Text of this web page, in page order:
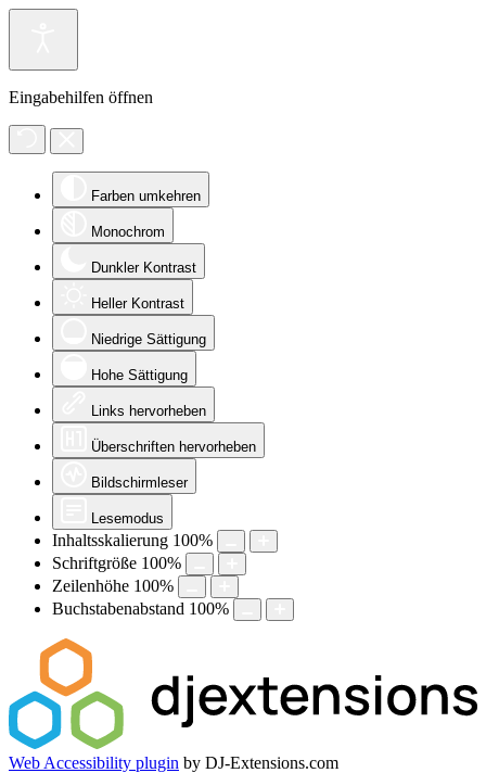
Eingabehilfen öffnen
Farben umkehren
Monochrom
Dunkler Kontrast
Heller Kontrast
Niedrige Sättigung
Hohe Sättigung
Links hervorheben
Überschriften hervorheben
Bildschirmleser
Lesemodus
Inhaltsskalierung 100%
Schriftgröße 100%
Zeilenhöhe 100%
Buchstabenabstand 100%
Web Accessibility plugin by DJ-Extensions.com